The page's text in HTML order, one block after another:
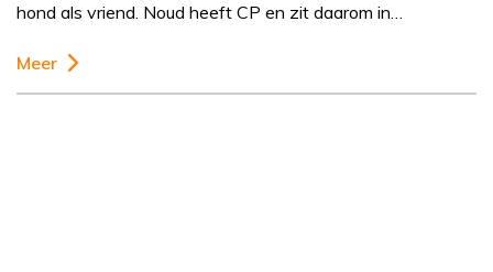
hond als vriend. Noud heeft CP en zit daarom in…
Meer